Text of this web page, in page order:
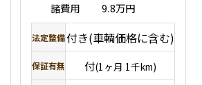
諸費用
9.8万円
法定整備付き(車輌価格に含む)
保証有無 付(1ヶ月 1千km)